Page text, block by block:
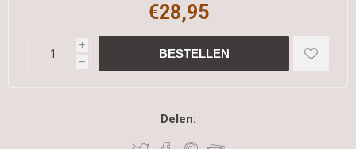
€28,95
i
h
Delen: